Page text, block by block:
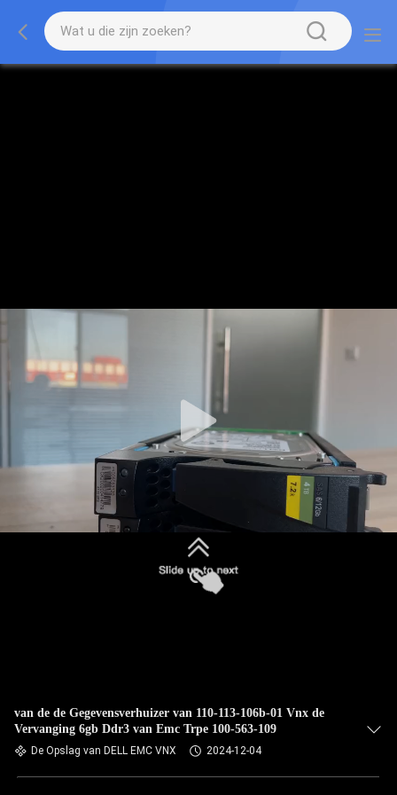
van de de Gegevensverhuizer van 110-113-106b-01 Vnx de
Vervanging 6gb Ddr3 van Emc Trpe 100-563-109
De Opslag van DELL EMC VNX 2024-12-04